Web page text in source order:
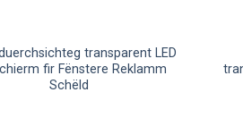
transparent LED
fir Fënstere Reklamm
Schëld